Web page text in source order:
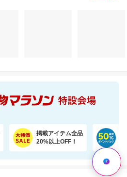
掲載アイテム全品
20%以上OFF！